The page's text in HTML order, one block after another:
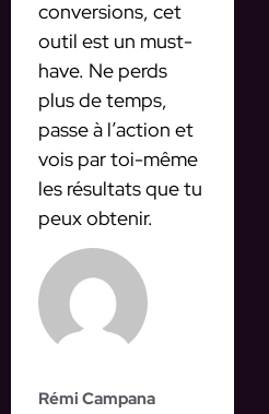
conversions, cet
outil est un must-
have. Ne perds
plus de temps,
passe à l’action et
vois par toi-même
les résultats que tu
peux obtenir.
Rémi Campana